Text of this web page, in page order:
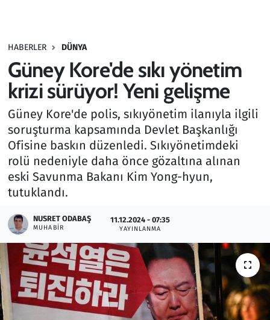
HABERLER DÜNYA
Güney Kore'de sıkı yönetim
krizi sürüyor! Yeni gelişme
Güney Kore'de polis, sıkıyönetim ilanıyla ilgili
soruşturma kapsamında Devlet Başkanlığı
Ofisine baskın düzenledi. Sıkıyönetimdeki
rolü nedeniyle daha önce gözaltına alınan
eski Savunma Bakanı Kim Yong-hyun,
tutuklandı.
NUSRET ODABAŞ
MUHABIR
11.12.2024 - 07:35
YAYINLANMA
Haber
Kültür Sanat
Kurumsal Haberler
Lezzet Durağı
Memur ve Kamu
Ramazan
Resmi İlanlar